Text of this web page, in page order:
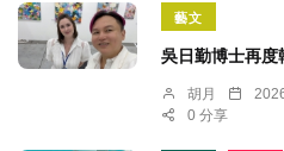
藝文
吳日勤博士再度
胡月
0 分享